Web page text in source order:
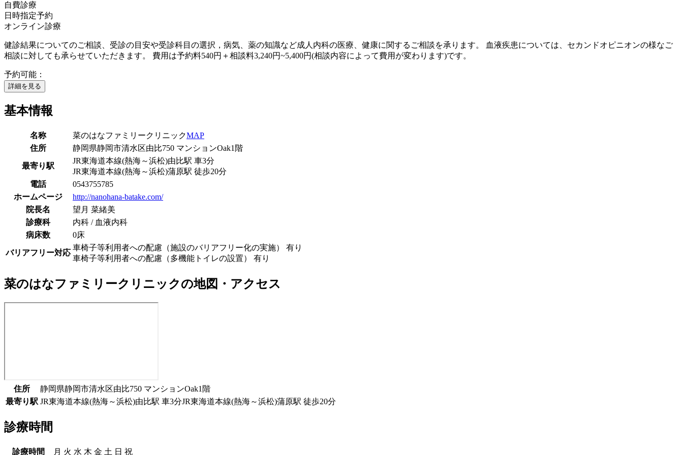
自費診療
日時指定予約
オンライン診療
健診結果についてのご相談、受診の目安や受診科目の選択，病気、薬の知識など成人内科の医療、健康に関するご相談を承ります。 血液疾患については、セカンドオピニオンの様なご
相談に対しても承らせていただきます。 費用は予約料540円＋相談料3,240円~5,400円(相談内容によって費用が変わります)です。
予約可能：
詳細を見る
基本情報
名称 菜のはなファミリークリニックMAP
住所
静岡県静岡市清水区由比750 マンションOak1階
最寄り駅
JR東海道本線(熱海～浜松)由比駅 車3分
JR東海道本線(熱海～浜松)蒲原駅 徒歩20分
電話
0543755785
ホームページ
http://nanohana-batake.com/
院長名
望月 菜緒美
診療科
内科 / 血液内科
病床数
0床
バリアフリー対応
車椅子等利用者への配慮（施設のバリアフリー化の実施） 有り
車椅子等利用者への配慮（多機能トイレの設置） 有り
菜のはなファミリークリニックの地図・アクセス
住所
静岡県静岡市清水区由比750 マンションOak1階
最寄り駅 JR東海道本線(熱海～浜松)由比駅 車3分JR東海道本線(熱海～浜松)蒲原駅 徒歩20分
診療時間
診療時間 月 火 水 木 金 土 日 祝